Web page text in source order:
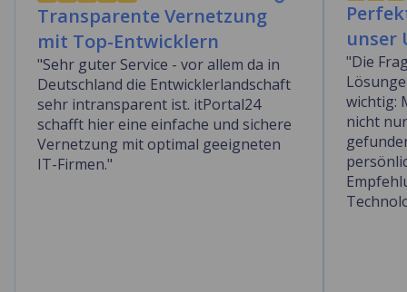
Transparente Vernetzung
mit Top-Entwicklern
"Sehr guter Service - vor allem da in
Deutschland die Entwicklerlandschaft
sehr intransparent ist. itPortal24
schafft hier eine einfache und sichere
Vernetzung mit optimal geeigneten
IT-Firmen."
unser
"Die
wichtig:
nicht